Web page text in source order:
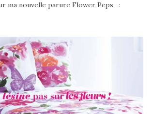
ma nouvelle parure Flower Peps :